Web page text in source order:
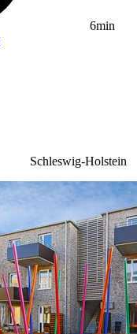
6min
Schleswig-Holstein